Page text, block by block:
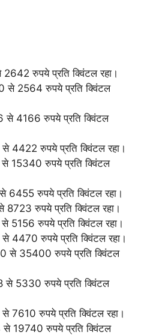
रुपये प्रति क्विंटल रहा।
से 2564 रुपये प्रति क्विंटल
से 4166 रुपये प्रति क्विंटल
4422 रुपये प्रति क्विंटल रहा।
15340 रुपये प्रति क्विंटल
6455 रुपये प्रति क्विंटल रहा।
रुपये प्रति क्विंटल रहा।
5156 रुपये प्रति क्विंटल रहा।
से 4470 रुपये प्रति क्विंटल रहा।
से 35400 रुपये प्रति क्विंटल
से 5330 रुपये प्रति क्विंटल
7610 रुपये प्रति क्विंटल रहा।
से 19740 रुपये प्रति क्विंटल